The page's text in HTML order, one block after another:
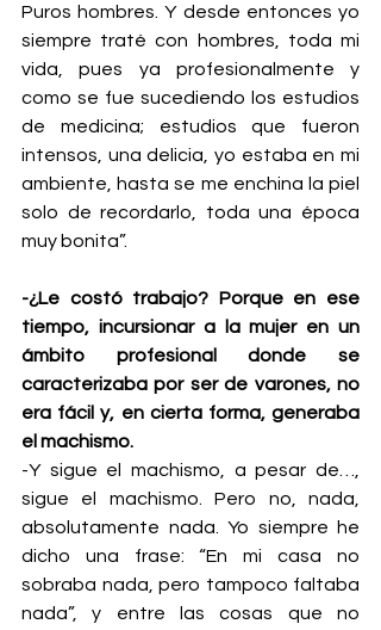
Puros hombres. Y desde entonces yo
siempre traté con hombres, toda mi
vida, pues ya profesionalmente y
como se fue sucediendo los estudios
de medicina; estudios que fueron
intensos, una delicia, yo estaba en mi
ambiente, hasta se me enchina la piel
solo de recordarlo, toda una época
muy bonita”.
-¿Le costó trabajo? Porque en ese
tiempo, incursionar a la mujer en un
ámbito profesional donde se
caracterizaba por ser de varones, no
era fácil y, en cierta forma, generaba
el machismo.
-Y sigue el machismo, a pesar de…,
sigue el machismo. Pero no, nada,
absolutamente nada. Yo siempre he
dicho una frase: “En mi casa no
sobraba nada, pero tampoco faltaba
nada”, y entre las cosas que no